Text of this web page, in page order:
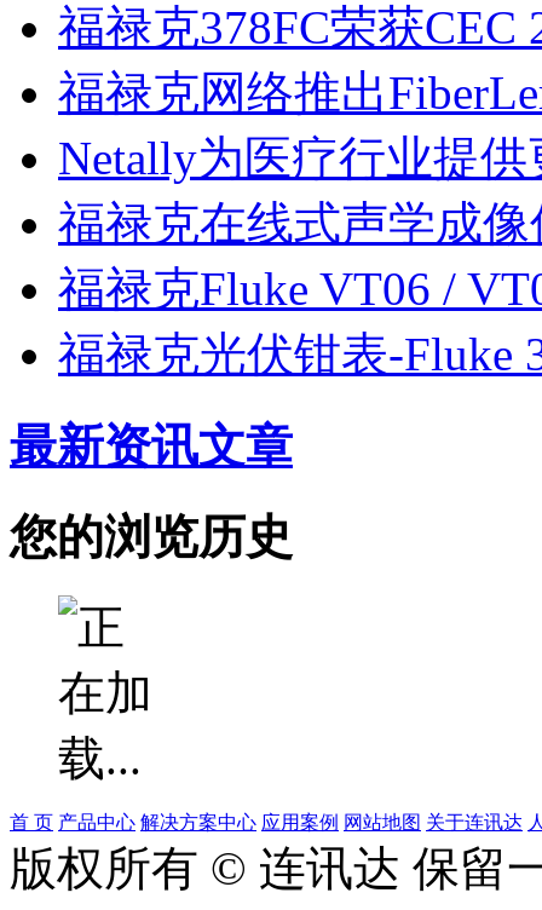
福禄克378FC荣获CEC
福禄克网络推出
Netally为医疗行业提
福禄克在线式声学成
福禄克Fluke VT06 /
福禄克光伏钳表-Fluke
最新资讯文章
您的浏览历史
首 页 产品中心 解决方案中心 应用案例 网站地图 关于连讯达
版权所有 © 连讯达 保留